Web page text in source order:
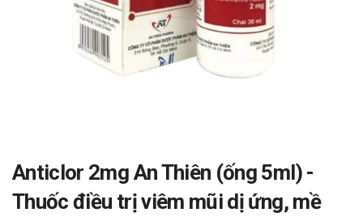
Anticlor 2mg An Thiên (ống 5ml) -
Thuốc điều trị viêm mũi dị ứng, mề